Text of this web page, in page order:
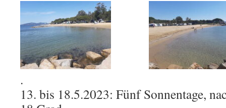
.
13. bis 18.5.2023: Fünf Sonnentage,